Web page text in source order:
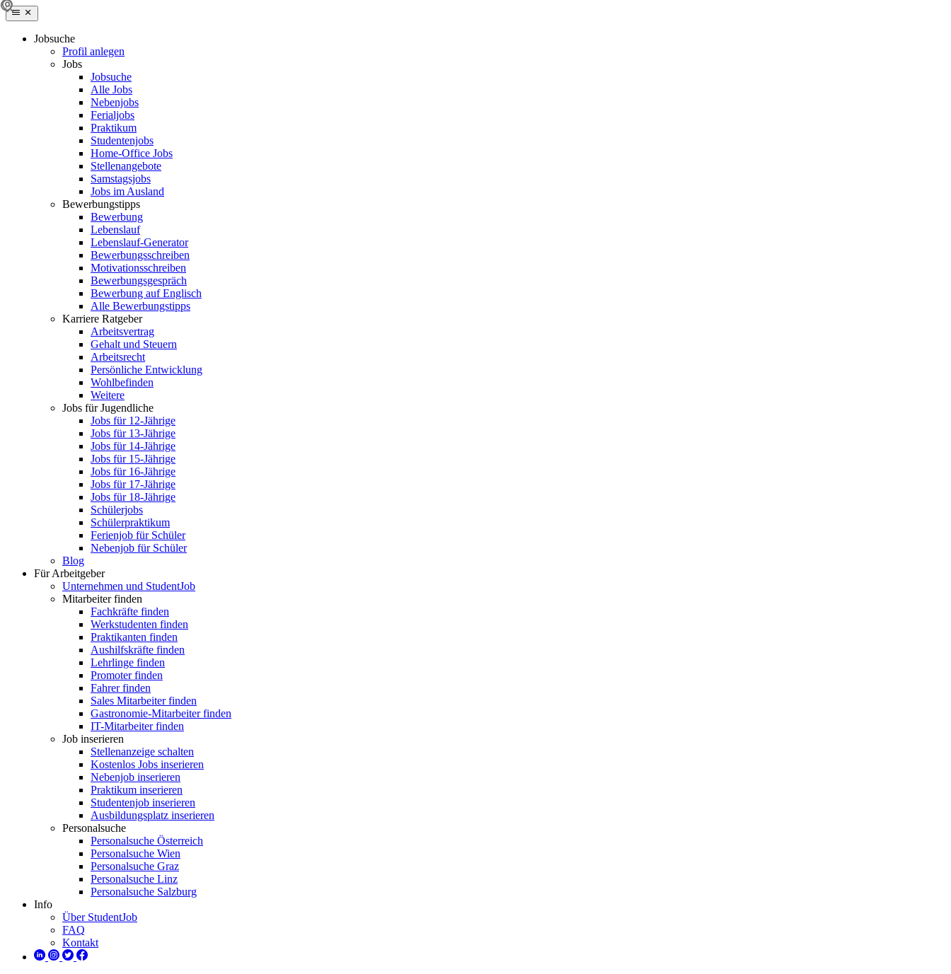
Jobsuche
Profil anlegen
Jobs
Jobsuche
Alle Jobs
Nebenjobs
Ferialjobs
Praktikum
Studentenjobs
Home-Office Jobs
Stellenangebote
Samstagsjobs
Jobs im Ausland
Bewerbungstipps
Bewerbung
Lebenslauf
Lebenslauf-Generator
Bewerbungsschreiben
Motivationsschreiben
Bewerbungsgespräch
Bewerbung auf Englisch
Alle Bewerbungstipps
Karriere Ratgeber
Arbeitsvertrag
Gehalt und Steuern
Arbeitsrecht
Persönliche Entwicklung
Wohlbefinden
Weitere
Jobs für Jugendliche
Jobs für 12-Jährige
Jobs für 13-Jährige
Jobs für 14-Jährige
Jobs für 15-Jährige
Jobs für 16-Jährige
Jobs für 17-Jährige
Jobs für 18-Jährige
Schülerjobs
Schülerpraktikum
Ferienjob für Schüler
Nebenjob für Schüler
Blog
Für Arbeitgeber
Unternehmen und StudentJob
Mitarbeiter finden
Fachkräfte finden
Werkstudenten finden
Praktikanten finden
Aushilfskräfte finden
Lehrlinge finden
Promoter finden
Fahrer finden
Sales Mitarbeiter finden
Gastronomie-Mitarbeiter finden
IT-Mitarbeiter finden
Job inserieren
Stellenanzeige schalten
Kostenlos Jobs inserieren
Nebenjob inserieren
Praktikum inserieren
Studentenjob inserieren
Ausbildungsplatz inserieren
Personalsuche
Personalsuche Österreich
Personalsuche Wien
Personalsuche Graz
Personalsuche Linz
Personalsuche Salzburg
Info
Über StudentJob
FAQ
Kontakt